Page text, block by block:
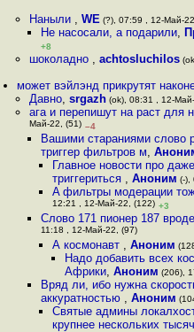
Наныли , WE (?), 07:59 , 12-Май-
Не насосали, а подарили,
+8
шоколадно , achtosluchilos
может вэйлэнд прикрутят
Давно, srgazh(ok), 08:31 , 12-
ага и перепишут на раст для
Май-22, (51) –4
Вашими стараниями слово
триггер фильтров м,
Главное новости про
триггериться ,Аноним (-),
A фильтры модерации
12:21 , 12-Май-22, (122) +3
Слово 171 пионер 187
11:18 , 12-Май-22, (97)
А космонавт ,Аноним
Надо добавить всех
Африки, Аноним (206),
Вряд ли, ибо нужна
аккуратностью , Аноним
Святые админы
крупнее нескольких тысяч